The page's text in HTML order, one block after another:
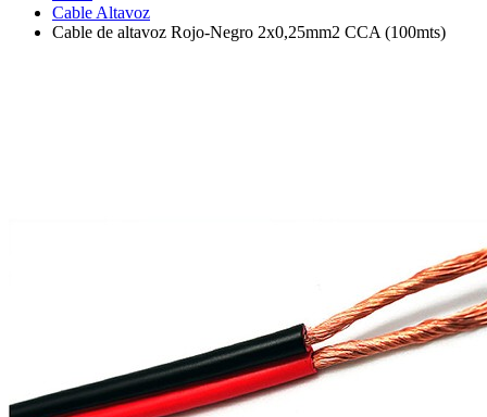
Cable Altavoz
Cable de altavoz Rojo-Negro 2x0,25mm2 CCA (100mts)